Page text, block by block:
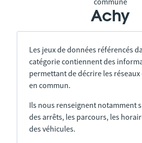
Achy
Les jeux de données référencés
catégorie contiennent des
permettant de décrire les
en commun.
Ils nous renseignent notamment
des arrêts, les parcours, les
des véhicules.